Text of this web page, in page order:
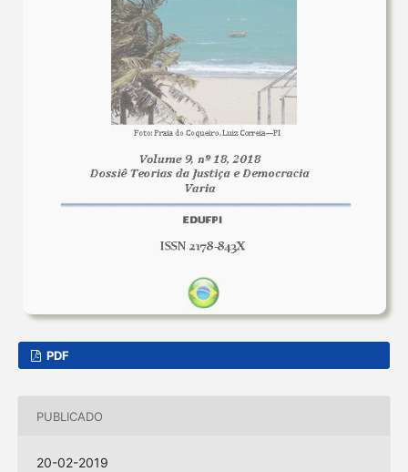
PDF
PUBLICADO
20-02-2019